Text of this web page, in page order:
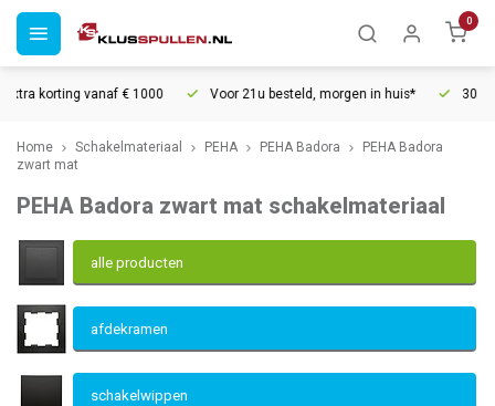
0
€ 1000 Voor 21u besteld, morgen in huis* 30 dagen retourrecht
Home Schakelmateriaal PEHA PEHA Badora
PEHA Badora
zwart mat
PEHA Badora zwart mat schakelmateriaal
alle producten
afdekramen
schakelwippen